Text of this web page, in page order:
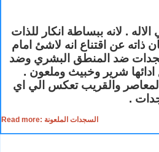
. لانه ببساطة انكار للذات
ذاته عن اقتناع انه لاشئ امام
ضد المنطق البشري وضد
ادائها شرير وخبيث وملعون .
المعاصر والقريب تعكس الي اي
.
Read more: السجدات الملعونة